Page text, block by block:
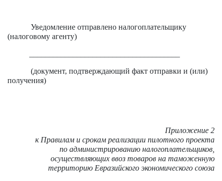
Уведомление отправлено налогоплательщику
(налоговому агенту)
(документ, подтверждающий факт отправки и (или)
получения)
Приложение 2
к Правилам и срокам реализации пилотного проекта
по администрированию налогоплательщиков,
осуществляющих ввоз товаров на таможенную
территорию Евразийского экономического союза